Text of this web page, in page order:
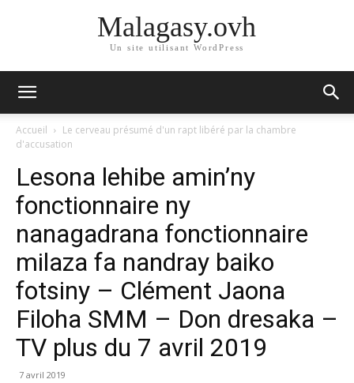
Malagasy.ovh
Un site utilisant WordPress
Accueil
Le cerveau présumé d'un rapt libéré par la chambre
d'accusation
Lesona lehibe amin’ny
fonctionnaire ny
nanagadrana fonctionnaire
milaza fa nandray baiko
fotsiny – Clément Jaona
Filoha SMM – Don dresaka –
TV plus du 7 avril 2019
7 avril 2019